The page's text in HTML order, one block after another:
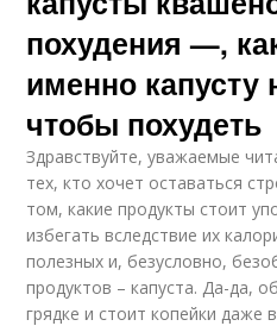
похудения —,
именно капусту
чтобы похудеть
Здравствуйте, уважаемые
тех, кто хочет оставаться
том, какие продукты стоит
избегать вследствие их
полезных и, безусловно,
продуктов – капуста. Да-да,
грядке и стоит копейки даже